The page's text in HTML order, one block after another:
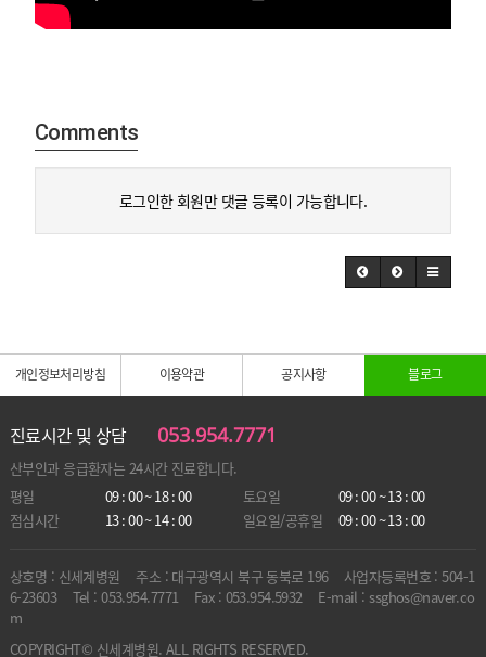
Comments
로그인한 회원만 댓글 등록이 가능합니다.
개인정보처리방침 이용약관 공지사항 블로그
진료시간 및 상담 053.954.7771
산부인과 응급환자는 24시간 진료합니다.
평일
09 : 00 ~ 18 : 00 토요일
09 : 00 ~ 13 : 00
점심시간
13 : 00 ~ 14 : 00 일요일/공휴일 09 : 00 ~ 13 : 00
상호명 : 신세계병원 주소 : 대구광역시 북구 동북로 196
사업자등록번호 : 504-1
6-23603
Tel : 053.954.7771 Fax : 053.954.5932
E-mail : ssghos@naver.co
m
COPYRIGHT© 신세계병원. ALL RIGHTS RESERVED.